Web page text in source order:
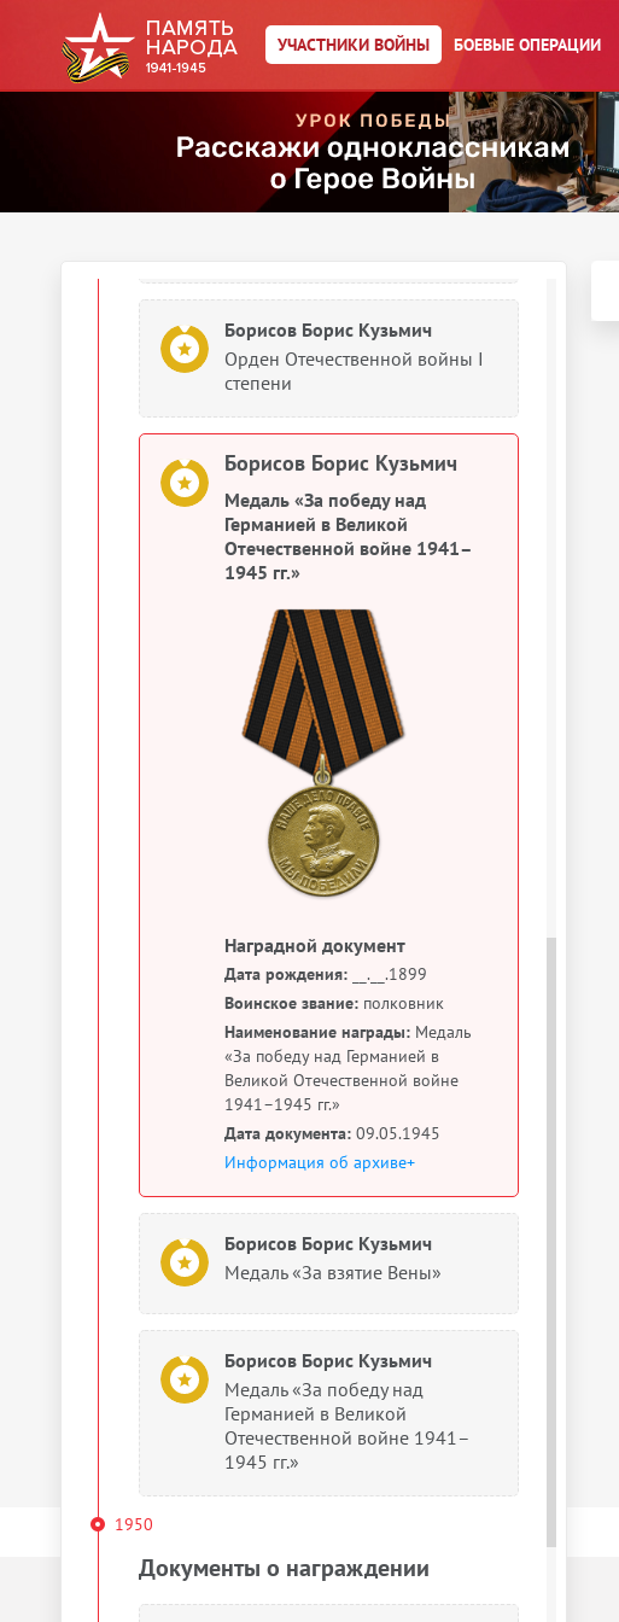
УЧАСТНИКИ ВОЙНЫ БОЕВЫЕ ОПЕРАЦИИ
Орден Отечественной войны I
Борисов Борис Кузьмич
Борисов Борис Кузьмич
Орден Отечественной войны I
степени
Борисов Борис Кузьмич
Медаль «За победу над
Германией в Великой
Отечественной войне 1941–
1945 гг.»
Наградной документ
Дата рождения: __.__.1899
Воинское звание: полковник
Наименование награды: Медаль
«За победу над Германией в
Великой Отечественной войне
1941–1945 гг.»
Дата документа: 09.05.1945
Информация об архиве+
Борисов Борис Кузьмич
Медаль «За взятие Вены»
Борисов Борис Кузьмич
Медаль «За победу над
Германией в Великой
Отечественной войне 1941–
1945 гг.»
1950
Документы о награждении